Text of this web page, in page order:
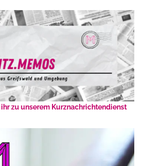
ihr zu unserem Kurznachrichtendienst